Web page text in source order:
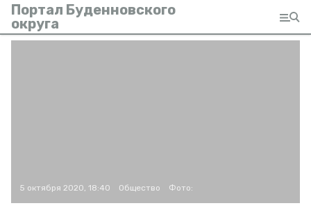
Портал Буденновского
округа
5 октября 2020, 18:40 Общество Фото: